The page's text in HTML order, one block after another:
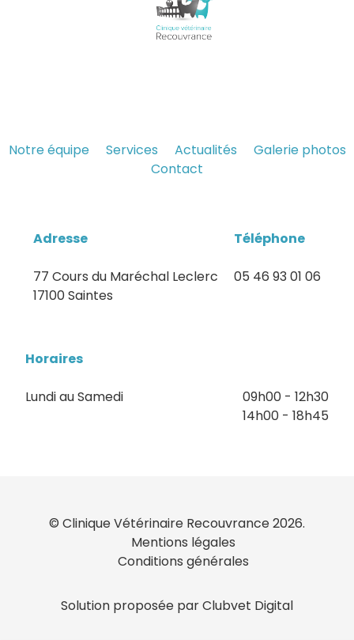
Notre équipe Services Actualités
Galerie photos
Contact
Adresse
77 Cours du Maréchal Leclerc
17100 Saintes
Téléphone
05 46 93 01 06
Horaires
Lundi au Samedi
09h00 - 12h30
14h00 - 18h45
© Clinique Vétérinaire Recouvrance 2026.
Mentions légales
Conditions générales
Solution proposée par Clubvet Digital